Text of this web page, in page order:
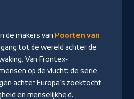
de makers van Poorten van
tot de wereld achter de
Van Frontex-
op de vlucht: de serie
achter Europa’s zoektocht
en menselijkheid.